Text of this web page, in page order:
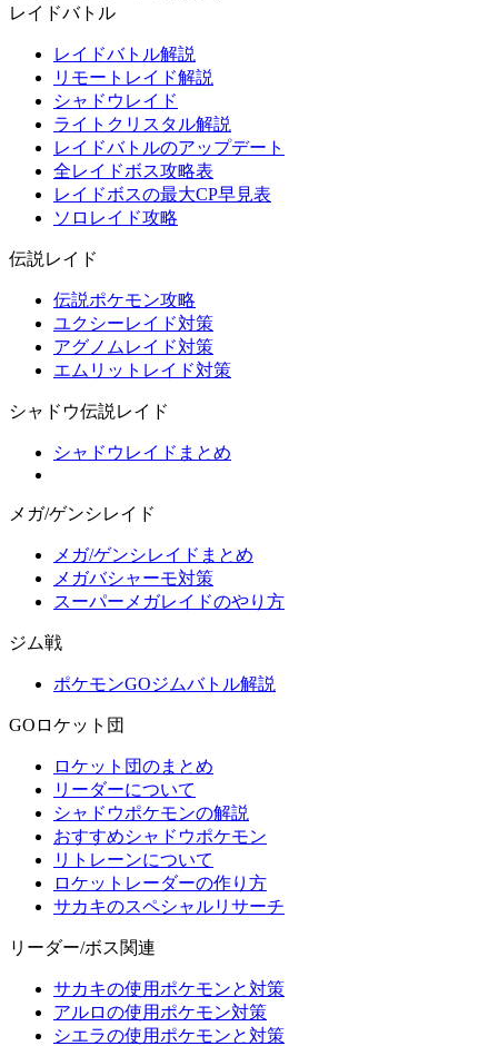
レイドバトル
レイドバトル解説
リモートレイド解説
シャドウレイド
ライトクリスタル解説
レイドバトルのアップデート
全レイドボス攻略表
レイドボスの最大CP早見表
ソロレイド攻略
伝説レイド
伝説ポケモン攻略
ユクシーレイド対策
アグノムレイド対策
エムリットレイド対策
シャドウ伝説レイド
シャドウレイドまとめ
メガ/ゲンシレイド
メガ/ゲンシレイドまとめ
メガバシャーモ対策
スーパーメガレイドのやり方
ジム戦
ポケモンGOジムバトル解説
GOロケット団
ロケット団のまとめ
リーダーについて
シャドウポケモンの解説
おすすめシャドウポケモン
リトレーンについて
ロケットレーダーの作り方
サカキのスペシャルリサーチ
リーダー/ボス関連
サカキの使用ポケモンと対策
アルロの使用ポケモン対策
シエラの使用ポケモンと対策